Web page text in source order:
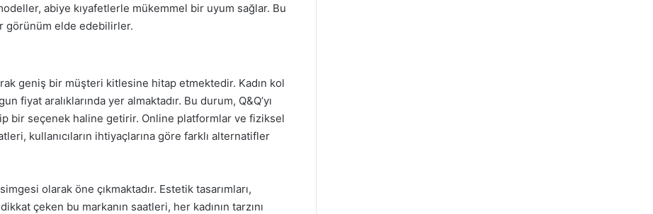
abiye kıyafetlerle mükemmel bir uyum sağlar. Bu
görünüm elde edebilirler.
geniş bir müşteri kitlesine hitap etmektedir. Kadın kol
fiyat aralıklarında yer almaktadır. Bu durum, Q&Q’yı
bir seçenek haline getirir. Online platformlar ve fiziksel
kullanıcıların ihtiyaçlarına göre farklı alternatifler
olarak öne çıkmaktadır. Estetik tasarımları,
çeken bu markanın saatleri, her kadının tarzını